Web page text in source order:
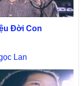
Đời Con
Lan